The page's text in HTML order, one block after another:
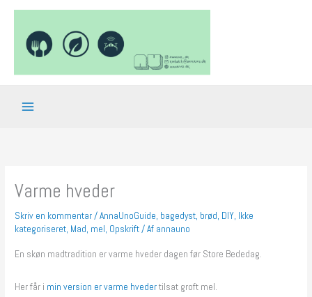
indholdet
Varme hveder
Skriv en kommentar/AnnaUnoGuide, bagedyst, brød, DIY, Ikke
kategoriseret, Mad, mel, Opskrift/ Af annauno
En skøn madtradition er varme hveder dagen før Store Bededag.
Her får i min version er varme hvedertilsat groft mel.